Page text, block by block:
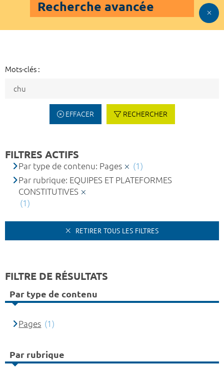
Recherche avancée
Mots-clés :
EFFACER RECHERCHER
FILTRES ACTIFS
Par type de contenu: Pages
(1)
Par rubrique: EQUIPES ET PLATEFORMES
CONSTITUTIVES
(1)
RETIRER TOUS LES FILTRES
FILTRE DE RÉSULTATS
Par type de contenu
Pages (1)
Par rubrique